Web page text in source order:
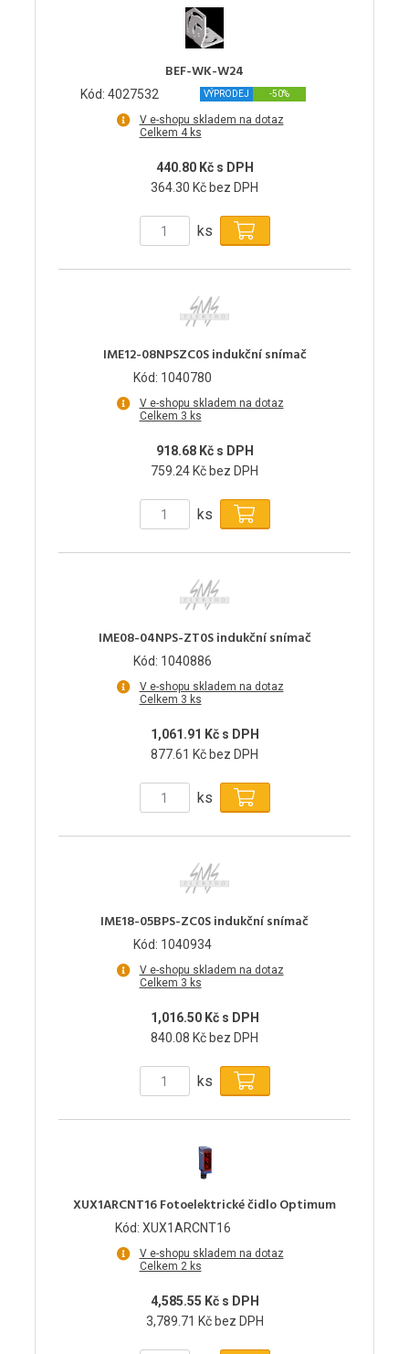
BEF-WK-W24
Kód: 4027532 VÝPRODEJ -50%
V e-shopu skladem na dotaz
Celkem 4 ks
440.80 Kč s DPH
364.30 Kč bez DPH
ks
IME12-08NPSZC0S indukční snímač
Kód: 1040780
V e-shopu skladem na dotaz
Celkem 3 ks
918.68 Kč s DPH
759.24 Kč bez DPH
ks
IME08-04NPS-ZT0S indukční snímač
Kód: 1040886
V e-shopu skladem na dotaz
Celkem 3 ks
1,061.91 Kč s DPH
877.61 Kč bez DPH
ks
IME18-05BPS-ZC0S indukční snímač
Kód: 1040934
V e-shopu skladem na dotaz
Celkem 3 ks
1,016.50 Kč s DPH
840.08 Kč bez DPH
ks
XUX1ARCNT16 Fotoelektrické čidlo Optimum
Kód: XUX1ARCNT16
V e-shopu skladem na dotaz
Celkem 2 ks
4,585.55 Kč s DPH
3,789.71 Kč bez DPH